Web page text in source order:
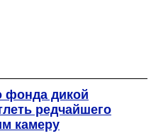
фонда дикой
редчайшего
камеру